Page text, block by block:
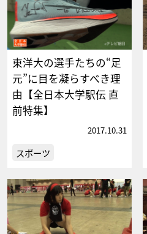
東洋大の選手たちの“足
元”に目を凝らすべき理
由【全日本大学駅伝 直
前特集】
2017.10.31
スポーツ